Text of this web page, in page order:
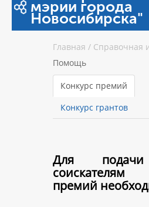
мэрии города
Новосибирска"
Главная / Справочная
Помощь
Конкурс премий
Конкурс грантов
Для
соискателям
премий